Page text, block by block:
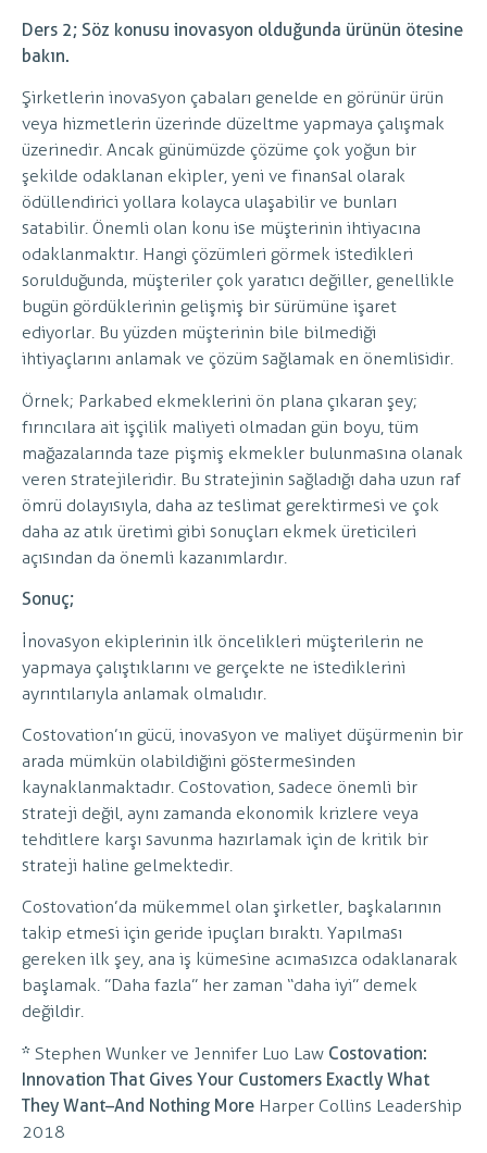
Ders 2; Söz konusu inovasyon olduğunda ürünün ötesine
bakın.
Şirketlerin inovasyon çabaları genelde en görünür ürün
veya hizmetlerin üzerinde düzeltme yapmaya çalışmak
üzerinedir. Ancak günümüzde çözüme çok yoğun bir
şekilde odaklanan ekipler, yeni ve finansal olarak
ödüllendirici yollara kolayca ulaşabilir ve bunları
satabilir. Önemli olan konu ise müşterinin ihtiyacına
odaklanmaktır. Hangi çözümleri görmek istedikleri
sorulduğunda, müşteriler çok yaratıcı değiller, genellikle
bugün gördüklerinin gelişmiş bir sürümüne işaret
ediyorlar. Bu yüzden müşterinin bile bilmediği
ihtiyaçlarını anlamak ve çözüm sağlamak en önemlisidir.
Örnek; Parkabed ekmeklerini ön plana çıkaran şey;
fırıncılara ait işçilik maliyeti olmadan gün boyu, tüm
mağazalarında taze pişmiş ekmekler bulunmasına olanak
veren stratejileridir. Bu stratejinin sağladığı daha uzun raf
ömrü dolayısıyla, daha az teslimat gerektirmesi ve çok
daha az atık üretimi gibi sonuçları ekmek üreticileri
açısından da önemli kazanımlardır.
Sonuç;
İnovasyon ekiplerinin ilk öncelikleri müşterilerin ne
yapmaya çalıştıklarını ve gerçekte ne istediklerini
ayrıntılarıyla anlamak olmalıdır.
Costovation’ın gücü, inovasyon ve maliyet düşürmenin bir
arada mümkün olabildiğini göstermesinden
kaynaklanmaktadır. Costovation, sadece önemli bir
strateji değil, aynı zamanda ekonomik krizlere veya
tehditlere karşı savunma hazırlamak için de kritik bir
strateji haline gelmektedir.
Costovation’da mükemmel olan şirketler, başkalarının
takip etmesi için geride ipuçları bıraktı. Yapılması
gereken ilk şey, ana iş kümesine acımasızca odaklanarak
başlamak. ”Daha fazla” her zaman “daha iyi” demek
değildir.
* Stephen Wunker ve Jennifer Luo Law Costovation:
Innovation That Gives Your Customers Exactly What
They Want–And Nothing More Harper Collins Leadership
2018